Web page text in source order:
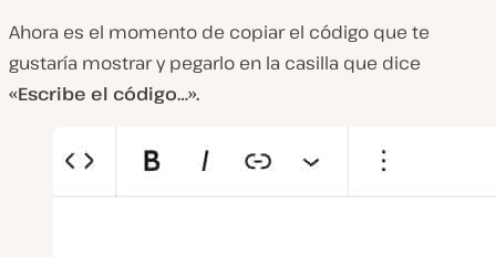
Ahora es el momento de copiar el código que te
gustaría mostrar y pegarlo en la casilla que dice
«Escribe el código…».